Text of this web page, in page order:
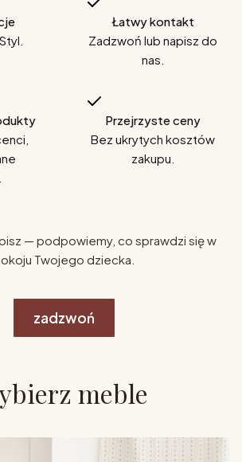
Łatwy kontakt
Zadzwoń lub napisz do
nas.
Przejrzyste ceny
Bez ukrytych kosztów
zakupu.
— podpowiemy, co sprawdzi się w
Twojego dziecka.
zadzwoń
meble